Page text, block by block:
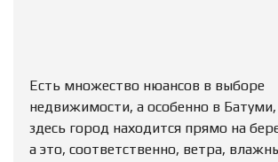
Есть множество нюансов в выборе
недвижимости, а особенно в
здесь город находится прямо на
а это, соответственно, ветра,